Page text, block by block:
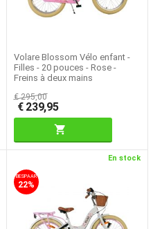
Volare Blossom Vélo enfant -
Filles - 20 pouces - Rose -
Freins à deux mains
€295,00
€ 239,95
En stock
BESPAAR
22%